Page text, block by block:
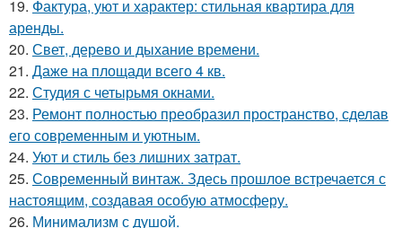
19. Фактура, уют и характер: стильная квартира для
аренды.
20. Свет, дерево и дыхание времени.
21. Даже на площади всего 4 кв.
22. Студия с четырьмя окнами.
23. Ремонт полностью преобразил пространство, сделав
его современным и уютным.
24. Уют и стиль без лишних затрат.
25. Современный винтаж. Здесь прошлое встречается с
настоящим, создавая особую атмосферу.
26. Минимализм с душой.